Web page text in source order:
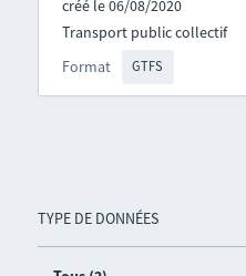
TYPE DE DONNÉES
créé le 06/08/2020
Format GTFS
Transport public collectif